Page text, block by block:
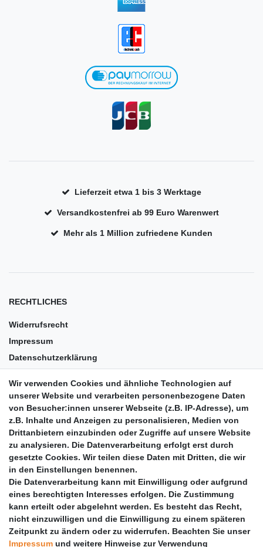
Lieferzeit etwa 1 bis 3 Werktage
Versandkostenfrei ab 99 Euro Warenwert
Mehr als 1 Million zufriedene Kunden
RECHTLICHES
Widerrufsrecht
Impressum
Datenschutzerklärung
Barrierefreiheit
Anleitungen
Vertrag widerrufen
PARTNER
DHL
GLS
PaketPLUS
Wir verwenden Cookies und ähnliche Technologien auf
unserer Website und verarbeiten personenbezogene Daten
von Besucher:innen unserer Webseite (z.B. IP-Adresse), um
z.B. Inhalte und Anzeigen zu personalisieren, Medien von
Drittanbietern einzubinden oder Zugriffe auf unsere Website
zu analysieren. Die Datenverarbeitung erfolgt erst durch
gesetzte Cookies. Wir teilen diese Daten mit Dritten, die wir
in den Einstellungen benennen.
Die Datenverarbeitung kann mit Einwilligung oder aufgrund
eines berechtigten Interesses erfolgen. Die Zustimmung
kann erteilt oder abgelehnt werden. Es besteht das Recht,
nicht einzuwilligen und die Einwilligung zu einem späteren
Zeitpunkt zu ändern oder zu widerrufen. Beachten Sie unser
Impressum und weitere Hinweise zur Verwendung